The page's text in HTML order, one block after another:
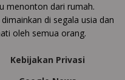
menonton dari rumah.
di segala usia dan
oleh semua orang.
Kebijakan Privasi